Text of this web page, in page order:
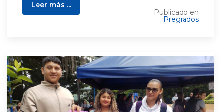
Leer más ...
Publicado en
Pregrados